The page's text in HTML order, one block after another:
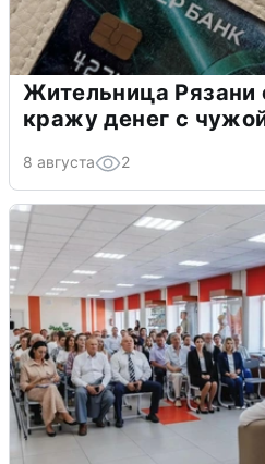
Жительница Рязани
кражу денег с
8 августа 2